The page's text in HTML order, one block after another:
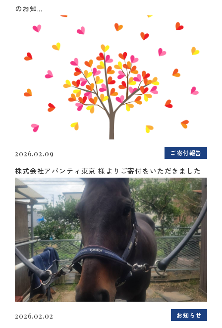
のお知...
2026.02.09 ご寄付報告
株式会社アバンティ東京 様よりご寄付をいただきました
2026.02.02 お知らせ